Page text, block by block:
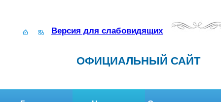
Версия для слабовидящих
ОФИЦИАЛЬНЫЙ САЙТ